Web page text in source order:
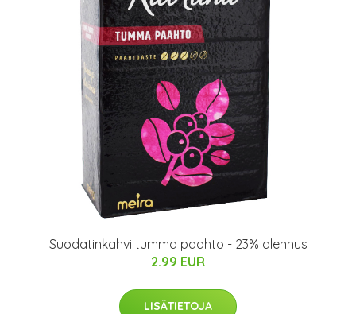
Suodatinkahvi tumma paahto - 23% alennus
2.99 EUR
LISÄTIETOJA